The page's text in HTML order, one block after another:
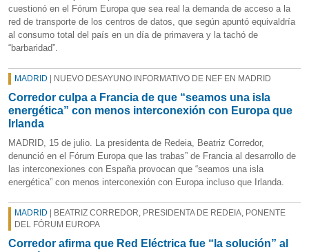
cuestionó en el Fórum Europa que sea real la demanda de acceso a la
red de transporte de los centros de datos, que según apuntó equivaldría
al consumo total del país en un día de primavera y la tachó de
“barbaridad”.
MADRID | NUEVO DESAYUNO INFORMATIVO DE NEF EN MADRID
Corredor culpa a Francia de que “seamos una isla
energética” con menos interconexión con Europa que
Irlanda
MADRID, 15 de julio. La presidenta de Redeia, Beatriz Corredor,
denunció en el Fórum Europa que las trabas” de Francia al desarrollo de
las interconexiones con España provocan que “seamos una isla
energética” con menos interconexión con Europa incluso que Irlanda.
MADRID | BEATRIZ CORREDOR, PRESIDENTA DE REDEIA, PONENTE
DEL FÓRUM EUROPA
Corredor afirma que Red Eléctrica fue “la solución” al